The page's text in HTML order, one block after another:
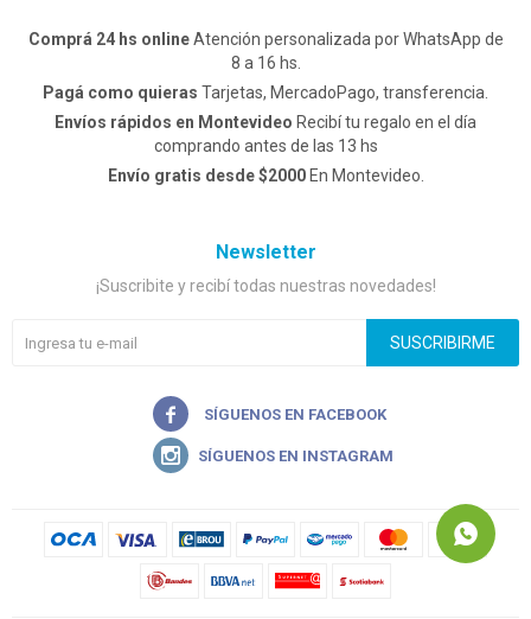
Comprá 24 hs onlineAtención personalizada por WhatsApp de
8 a 16 hs.
Pagá como quieras Tarjetas, MercadoPago, transferencia.
Envíos rápidos en Montevideo Recibí tu regalo en el día
comprando antes de las 13 hs
Envío gratis desde $2000En Montevideo.
Newsletter
¡Suscribite y recibí todas nuestras novedades!
SUSCRIBIRME

